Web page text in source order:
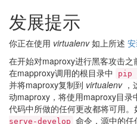
发展提示
你正在使用 virtualenv如上所述
在开始对maproxy进行黑客攻击之
在mapproxy调用的根目录中
pip
并将maproxy复制到 virtualenv，
动maproxy，将使用maproxy目录
代码中所做的任何更改都将可用。
serve-develop 命令，源中的